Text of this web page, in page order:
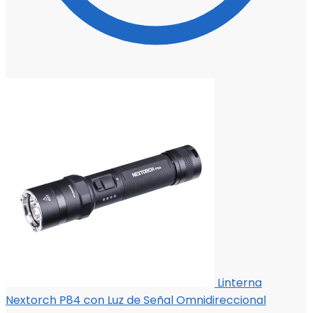
Linterna
Nextorch P84 con Luz de Señal Omnidireccional